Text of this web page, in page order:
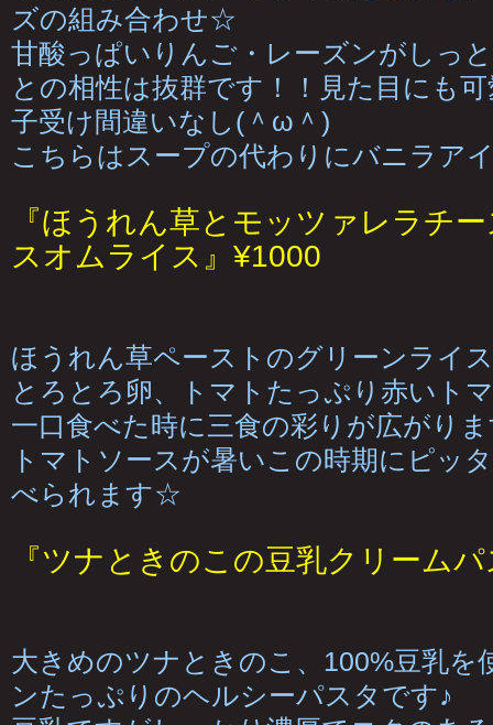
ズの組み合わせ☆
甘酸っぱいりんご・レーズンがしっ
との相性は抜群です！！見た目にも
子受け間違いなし(＾ω＾)
こちらはスープの代わりにバニラア
『ほうれん草とモッツァレラチ
スオムライス』¥1000
ほうれん草ペーストのグリーンライ
とろとろ卵、トマトたっぷり赤いト
一口食べた時に三食の彩りが広がり
トマトソースが暑いこの時期にピッ
べられます☆
『ツナときのこの豆乳クリーム
大きめのツナときのこ、100%豆乳を
ンたっぷりのヘルシーパスタです♪